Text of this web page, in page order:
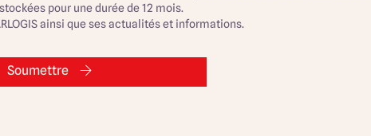
pour une durée de 12 mois.
ainsi que ses actualités et informations.
Soumettre